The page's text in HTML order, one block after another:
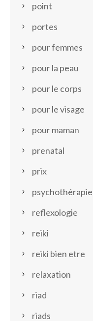
point
portes
pour femmes
pour la peau
pour le corps
pour le visage
pour maman
prenatal
prix
psychothérapie
reflexologie
reiki
reiki bien etre
relaxation
riad
riads